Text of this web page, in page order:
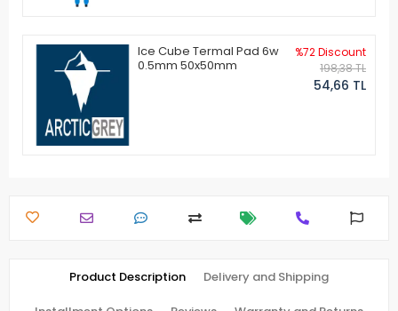
Ice Cube Termal Pad 6w
0.5mm 50x50mm
%72 Discount
198,38 TL
54,66 TL
Product Description Delivery and Shipping